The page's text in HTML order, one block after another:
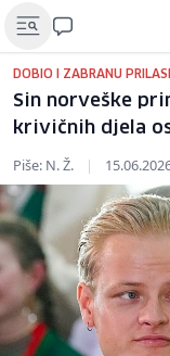
DOBIO I ZABRANU
Sin norveške
krivičnih djela
Piše: N. Ž. |